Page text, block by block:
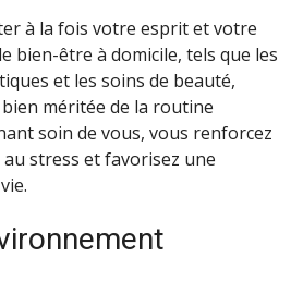
à la fois votre esprit et votre
bien-être à domicile, tels que les
et les soins de beauté,
méritée de la routine
soin de vous, vous renforcez
stress et favorisez une